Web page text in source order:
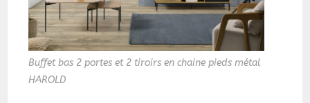
Buffet bas 2 portes et 2 tiroirs en chaine pieds métal
HAROLD